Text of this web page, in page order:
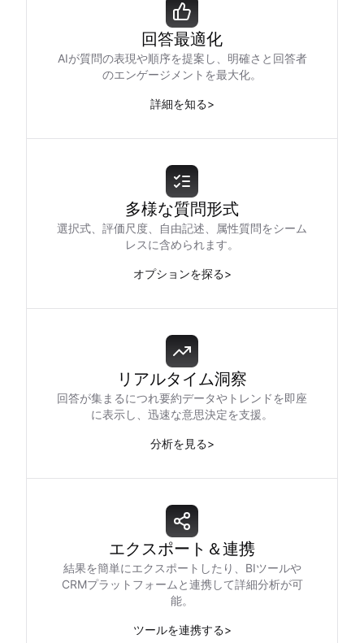
回答最適化
AIが質問の表現や順序を提案し、明確さと回答者
のエンゲージメントを最大化。
詳細を知る>
多様な質問形式
選択式、評価尺度、自由記述、属性質問をシーム
レスに含められます。
オプションを探る>
リアルタイム洞察
回答が集まるにつれ要約データやトレンドを即座
に表示し、迅速な意思決定を支援。
分析を見る>
エクスポート＆連携
結果を簡単にエクスポートしたり、BIツールや
CRMプラットフォームと連携して詳細分析が可
能。
ツールを連携する>